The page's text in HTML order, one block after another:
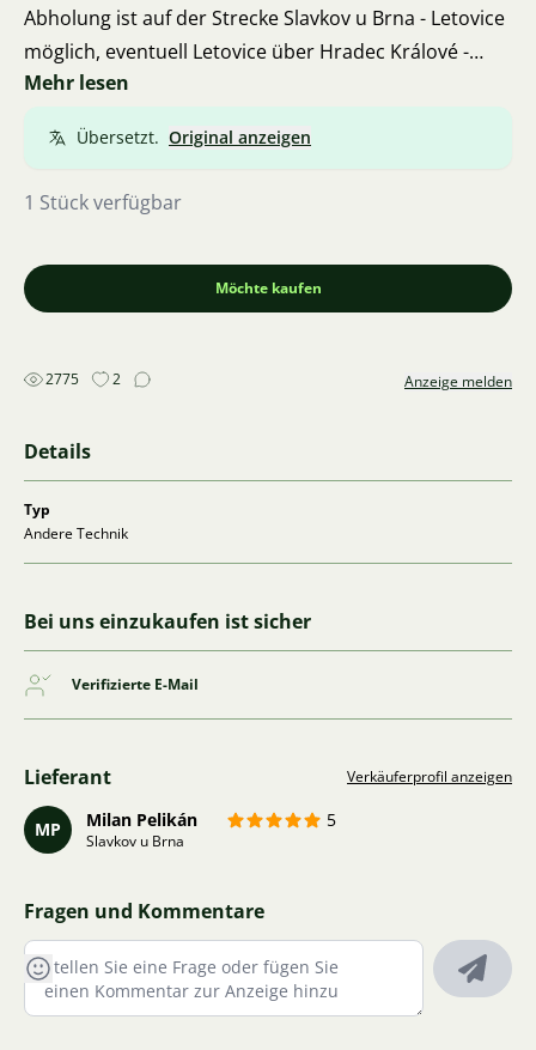
Abholung ist auf der Strecke Slavkov u Brna - Letovice
möglich, eventuell Letovice über Hradec Králové -
Prag.
Mehr lesen
Übersetzt. Original anzeigen
1 Stück verfügbar
Möchte kaufen
2775 2 Anzeige melden
Details
Typ
Andere Technik
Bei uns einzukaufen ist sicher
Verifizierte E-Mail
Lieferant Verkäuferprofil anzeigen
MP Milan Pelikán 5
Slavkov u Brna
Fragen und Kommentare